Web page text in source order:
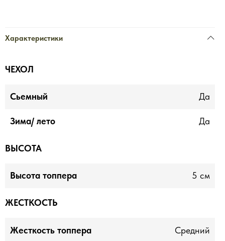
Характеристики
ЧЕХОЛ
Сьемный Да
Зима/ лето Да
ВЫСОТА
Высота топпера 5 см
ЖЕСТКОСТЬ
Жесткость топпера Средний